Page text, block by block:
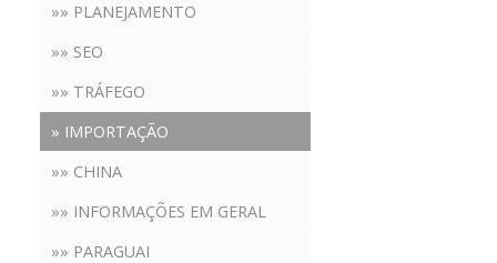
»» PLANEJAMENTO
»» SEO
»» TRÁFEGO
» IMPORTAÇÃO
»» CHINA
»» INFORMAÇÕES EM GERAL
»» PARAGUAI